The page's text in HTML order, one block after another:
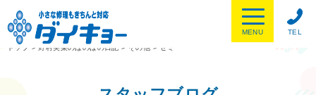
TEL
MENU
トップ
>野村美菜のほのぼの日記 > その他 > セミ